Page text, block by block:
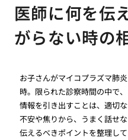
医師に何を伝
がらない時の
お子さんがマイコプラズマ肺
時。限られた診察時間の中で
情報を引き出すことは、適切
不安や焦りから、うまく話せ
伝えるべきポイントを整理し